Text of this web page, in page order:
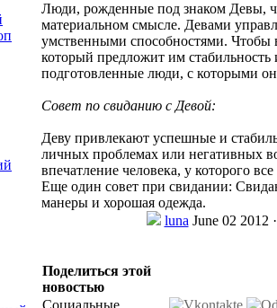
Люди, рожденные под знаком Девы,
материальном смысле. Девами
умственными способностями.
который предложит им
подготовленные люди, с которыми
Совет по свиданию с Девой:
Деву привлекают успешные и
личных проблемах или негативных
впечатление человека, у которого
Еще один совет при свидании:
манеры и хорошая одежда.
luna June 02 2012 ·
Поделиться этой
новостью
Социальные